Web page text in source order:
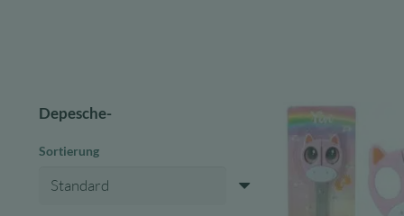
Depesche-
Sortierung